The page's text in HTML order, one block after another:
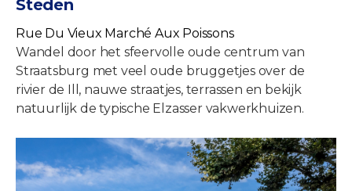
Steden
Rue Du Vieux Marché Aux Poissons
Wandel door het sfeervolle oude centrum van
Straatsburg met veel oude bruggetjes over de
rivier de Ill, nauwe straatjes, terrassen en bekijk
natuurlijk de typische Elzasser vakwerkhuizen.